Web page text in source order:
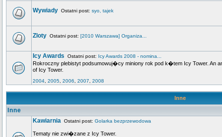
Wywiady Ostatni post: syo, tajek
Zloty Ostatni post: [2010 Warszawa] Organiza...
Icy Awards Ostatni post: Icy Awards 2008 - nomina...
Rokroczny plebistyt podsumowuj�cy miniony rok pod k�tem Icy Tower. An
of Icy Tower.
2004 2005 2006 2007 2008
Inne
Inne
Kawiarnia Ostatni post: Golarka bezprzewodowa
Tematy nie zwi�zane z Icy Tower.